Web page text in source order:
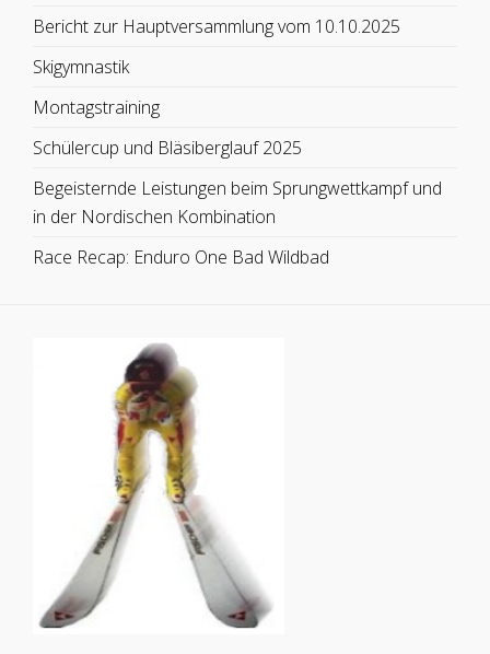
Bericht zur Hauptversammlung vom 10.10.2025
Skigymnastik
Montagstraining
Schülercup und Bläsiberglauf 2025
Begeisternde Leistungen beim Sprungwettkampf und
in der Nordischen Kombination
Race Recap: Enduro One Bad Wildbad